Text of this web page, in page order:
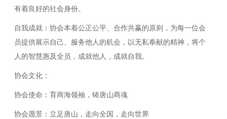
有着良好的社会身份。
自我成就：协会本着公正公平、合作共赢的原则，为每一位会
员提供展示自己、服务他人的机会，以无私奉献的精神，将个
人的智慧惠及全员，成就他人，成就自我。
协会文化：
协会使命：育商海领袖，铸唐山商魂
协会愿景：立足唐山，走向全国，走向世界